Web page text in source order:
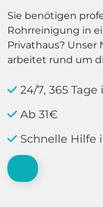
Sie benötigen
Rohrreinigung in
Privathaus? Unser
arbeitet rund um
24/7, 365
Ab 31€
Schnelle Hilfe